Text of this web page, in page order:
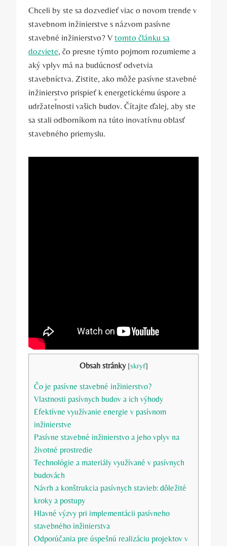
Chceli by ste sa dozvedieť viac o novom trende v
stavebnom inžinierstve s názvom pasívne
stavebné inžinierstvo? V tomto článku sa
dozviete, čo presne týmto pojmom rozumieme a
aký vplyv má na budúcnosť odvetvia
stavebníctva. Zistite, ako môže pasívne stavebné
inžinierstvo prispieť k energetickému úspore a
udržateľnosti vašich budov. Čítajte ďalej, aby ste
sa stali odborníkom na túto inovatívnu oblasť
stavebného priemyslu.
Obsah stránky [skryť]
Čo je pasívne stavebné inžinierstvo?
Vlastnosti pasívnych budov a ich výhody
Efektívne využívanie energie v pasívnom
inžinierstve
Pasívne stavebné inžinierstvo a jeho vplyv na
životné prostredie
Technológie a materiály využívané v pasívnych
budovách
Návrh a konštrukcia pasívnych stavieb: dôležité
kroky a postupy
Hlavné výzvy pri implementácii pasívneho
stavebného inžinierstva
Odporúčania pre úspešnú realizáciu projektov v